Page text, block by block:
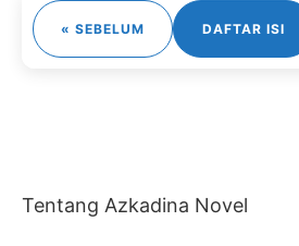
« SEBELUM DAFTAR ISI
Tentang Azkadina Novel